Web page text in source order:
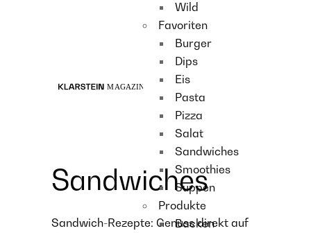
Wild
Favoriten
Burger
Dips
Eis
Pasta
Pizza
Salat
Sandwiches
Smoothies
Suppen
Produkte
Backen
Sandwiches
Sandwich-Rezepte: Genuss direkt auf